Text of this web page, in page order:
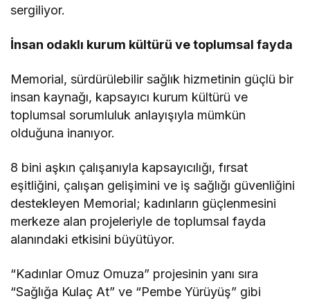
sergiliyor.
İnsan odaklı kurum kültürü ve toplumsal fayda
Memorial, sürdürülebilir sağlık hizmetinin güçlü bir
insan kaynağı, kapsayıcı kurum kültürü ve
toplumsal sorumluluk anlayışıyla mümkün
olduğuna inanıyor.
8 bini aşkın çalışanıyla kapsayıcılığı, fırsat
eşitliğini, çalışan gelişimini ve iş sağlığı güvenliğini
destekleyen Memorial; kadınların güçlenmesini
merkeze alan projeleriyle de toplumsal fayda
alanındaki etkisini büyütüyor.
“Kadınlar Omuz Omuza” projesinin yanı sıra
“Sağlığa Kulaç At” ve “Pembe Yürüyüş” gibi